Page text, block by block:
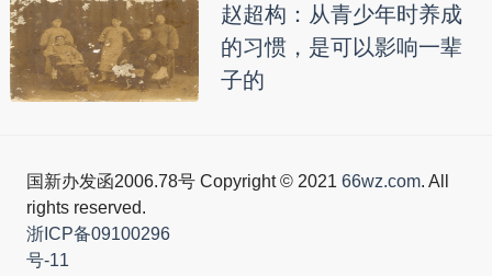
赵超构：从青少年时养成
的习惯，是可以影响一辈
子的
国新办发函2006.78号 Copyright © 2021 66wz.com. All
rights reserved.
浙ICP备09100296
号-11